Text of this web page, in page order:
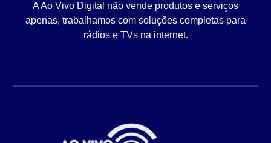
A Ao Vivo Digital não vende produtos e serviços
apenas, trabalhamos com soluções completas para
rádios e TVs na internet.